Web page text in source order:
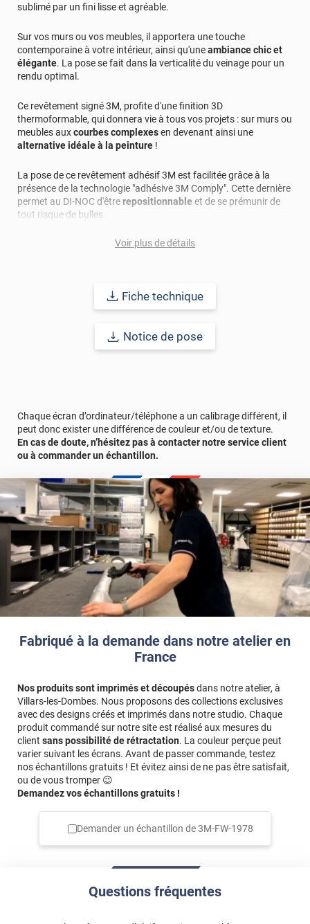
Fabriqué à la demande dans notre atelier en
France
Nos produits sont imprimés et découpésdans notre atelier, à
Villars-les-Dombes. Nous proposons des collections exclusives
avec des designs créés et imprimés dans notre studio. Chaque
produit commandé sur notre site est réalisé aux mesures du
client sans possibilité de rétractation. La couleur perçue peut
varier suivant les écrans. Avant de passer commande, testez
nos échantillons gratuits ! Et évitez ainsi de ne pas être satisfait,
ou de vous tromper 😉
Demandez vos échantillons gratuits !
Demander un échantillon de3M-FW-1978
Questions fréquentes
sublimé par un fini lisse et agréable.
Sur vos murs ou vos meubles, il apportera une touche
contemporaine à votre intérieur, ainsi qu'uneambiance chic et
élégante. La pose se fait dans la verticalité du veinage pour un
rendu optimal.
Ce revêtement signé 3M, profite d'une finition 3D
thermoformable, qui donnera vie à tous vos projets : sur murs ou
meubles auxcourbes complexesen devenant ainsi une
alternative idéale à la peinture !
La pose de ce revêtement adhésif 3M est facilitée grâce à la
présence de la technologie "adhésive 3M Comply". Cette dernière
permet au DI-NOC d'êtrerepositionnable et de se prémunir de
tout risque de bulles.
Applicable sur la plupart des supports : bois, métal, plastique...
Voir plus de détails
Fiche technique
Notice de pose
Chaque écran d’ordinateur/téléphone a un calibrage différent, il
peut donc exister une différence de couleur et/ou de texture.
En cas de doute, n’hésitez pas à contacter notre service client
ou à commander un échantillon.